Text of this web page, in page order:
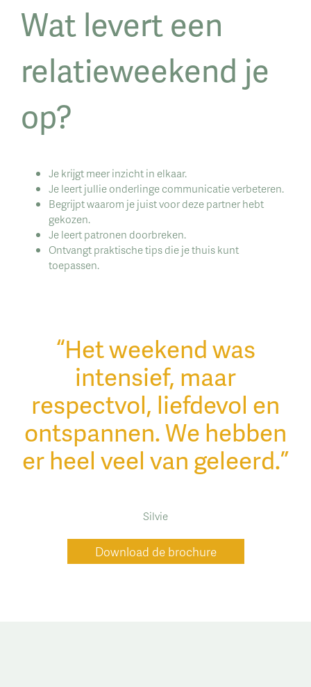
Wat levert een
relatieweekend je
op?
Je krijgt meer inzicht in elkaar.
Je leert jullie onderlinge communicatie verbeteren.
Begrijpt waarom je juist voor deze partner hebt
gekozen.
Je leert patronen doorbreken.
Ontvangt praktische tips die je thuis kunt
toepassen.
“Het weekend was
intensief, maar
respectvol, liefdevol en
ontspannen. We hebben
er heel veel van geleerd.”
Silvie
Download de brochure